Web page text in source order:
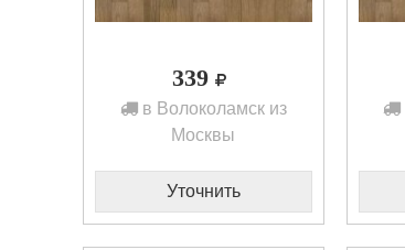
339
в Волоколамск из
Москвы
Уточнить